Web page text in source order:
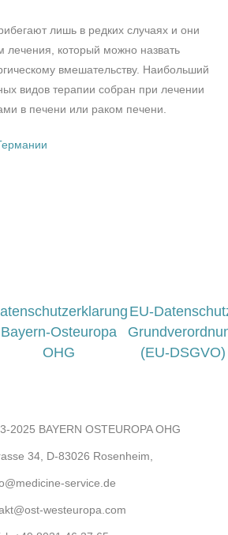
лишь в редких случаях и они
лечения, который можно назвать
вмешательству. Наибольший
видов терапии собран при лечении
в печени или раком печени.
Bayern-Osteuropa
OHG
EU-
(EU-DSGVO)
2025 BAYERN OSTEUROPA OHG
34, D-83026 Rosenheim,
service.de
westeuropa.com